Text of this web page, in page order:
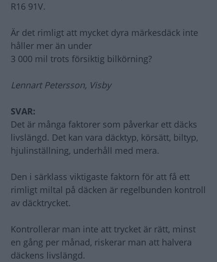
R16 91V.
Är det rimligt att mycket dyra märkesdäck inte
håller mer än under
3 000 mil trots försiktig bilkörning?
Lennart Petersson, Visby
SVAR:
Det är många faktorer som påverkar ett däcks
livslängd. Det kan vara däcktyp, körsätt, biltyp,
hjulinställning, underhåll med mera.
Den i särklass viktigaste faktorn för att få ett
rimligt miltal på däcken är regelbunden kontroll
av däcktrycket.
Kontrollerar man inte att trycket är rätt, minst
en gång per månad, riskerar man att halvera
däckens livslängd.